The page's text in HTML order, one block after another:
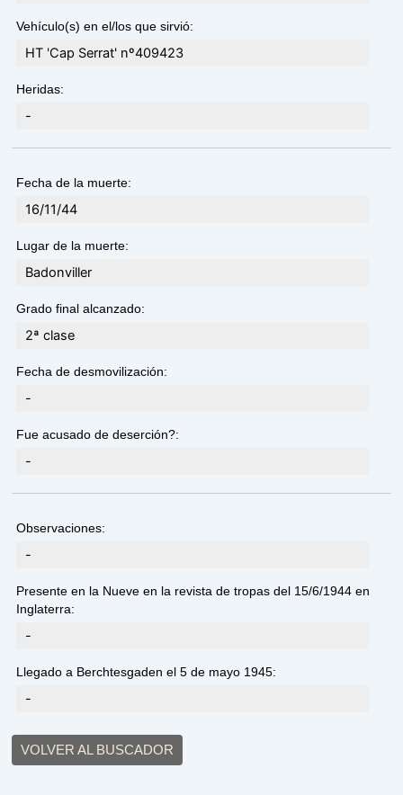
Vehículo(s) en el/los que sirvió:
HT 'Cap Serrat' nº409423
Heridas:
-
Fecha de la muerte:
16/11/44
Lugar de la muerte:
Badonviller
Grado final alcanzado:
2ª clase
Fecha de desmovilización:
-
Fue acusado de deserción?:
-
Observaciones:
-
Presente en la Nueve en la revista de tropas del 15/6/1944 en
Inglaterra:
-
Llegado a Berchtesgaden el 5 de mayo 1945:
-
VOLVER AL BUSCADOR